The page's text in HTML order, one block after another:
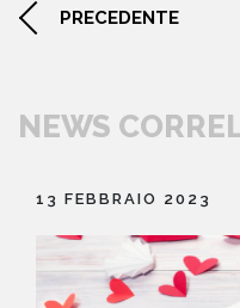
PRECEDENTE
NEWS
13 FEBBRAIO 2023